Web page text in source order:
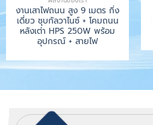
งานเสาไฟถนน สูง 9 เมตร กิ่ง
เดี่ยว ชุบกัลวาไนซ์ + โคมถนน
หลังเต่า HPS 250W พร้อม
อุปกรณ์ + สายไฟ